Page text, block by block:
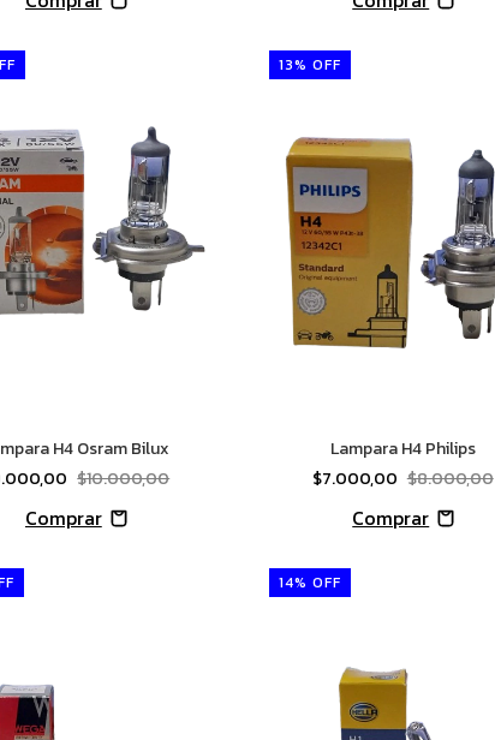
H4 Osram Bilux
$10.000,00
13% OFF
Lampara H4 Philips
$7.000,00 $8.000,00
14% OFF